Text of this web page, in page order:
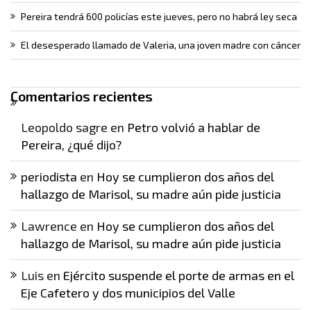
Pereira tendrá 600 policías este jueves, pero no habrá ley seca
El desesperado llamado de Valeria, una joven madre con cáncer
Comentarios recientes
Leopoldo sagre en Petro volvió a hablar de
Pereira, ¿qué dijo?
periodista en Hoy se cumplieron dos años del
hallazgo de Marisol, su madre aún pide justicia
Lawrence en Hoy se cumplieron dos años del
hallazgo de Marisol, su madre aún pide justicia
Luis en Ejército suspende el porte de armas en el
Eje Cafetero y dos municipios del Valle